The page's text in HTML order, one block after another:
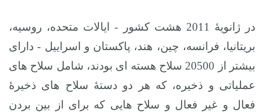
در ژانویۀ 2011 هشت کشور - ایالات متحده، روسیه،
بریتانیا، فرانسه، چین، هند، پاکستان و اسراییل - دارای
بیشتر از 20500 سلاح هسته ای بودند، شامل سلاح های
عملیاتی و ذخیره، که هر دو دستۀ سلاح های ذخیرۀ
فعال و غیر فعال و سلاح هایی که برای از بین بردن